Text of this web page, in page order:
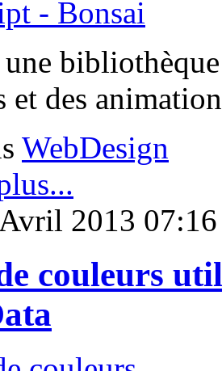
et des
WebDesign
2013 07:16
couleurs